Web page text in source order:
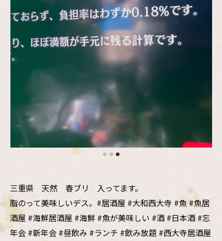
三重県 天然 春ブリ 入ってます。
脂のって美味しいデス。#居酒屋 #大和西大寺 #魚 #魚居
酒屋 #海鮮居酒屋 #海鮮 #魚が美味しい #酒 #日本酒 #忘
年会 #新年会 #昼飲み #ランチ #飲み放題 #西大寺居酒屋